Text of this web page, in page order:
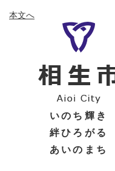
ー
ニ
本文へ
いのち輝き
絆ひろがる
あいのまち